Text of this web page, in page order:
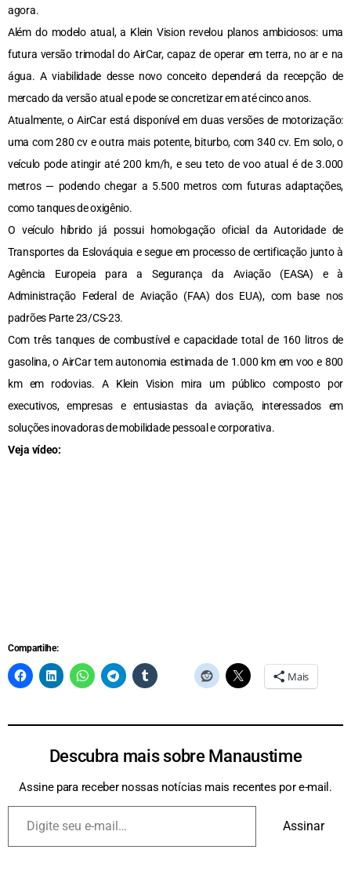
agora.
Além do modelo atual, a Klein Vision revelou planos ambiciosos: uma
futura versão trimodal do AirCar, capaz de operar em terra, no ar e na
água. A viabilidade desse novo conceito dependerá da recepção de
mercado da versão atual e pode se concretizar em até cinco anos.
Atualmente, o AirCar está disponível em duas versões de motorização:
uma com 280 cv e outra mais potente, biturbo, com 340 cv. Em solo, o
veículo pode atingir até 200 km/h, e seu teto de voo atual é de 3.000
metros — podendo chegar a 5.500 metros com futuras adaptações,
como tanques de oxigênio.
O veículo híbrido já possui homologação oficial da Autoridade de
Transportes da Eslováquia e segue em processo de certificação junto à
Agência Europeia para a Segurança da Aviação (EASA) e à
Administração Federal de Aviação (FAA) dos EUA), com base nos
padrões Parte 23/CS-23.
Com três tanques de combustível e capacidade total de 160 litros de
gasolina, o AirCar tem autonomia estimada de 1.000 km em voo e 800
km em rodovias. A Klein Vision mira um público composto por
executivos, empresas e entusiastas da aviação, interessados em
soluções inovadoras de mobilidade pessoal e corporativa.
Veja vídeo:
Compartilhe:
Mais
Descubra mais sobre Manaustime
Assine para receber nossas notícias mais recentes por e-mail.
Assinar